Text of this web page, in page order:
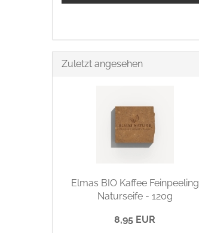
Zuletzt angesehen
Elmas BIO Kaffee Feinpeeling
Naturseife - 120g
8,95 EUR